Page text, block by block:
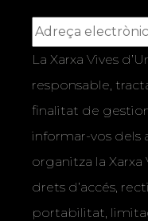
La Xarxa Vives
responsable,
finalitat de
informar-vos dels
organitza la Xarxa
drets d’accés,
portabilitat,